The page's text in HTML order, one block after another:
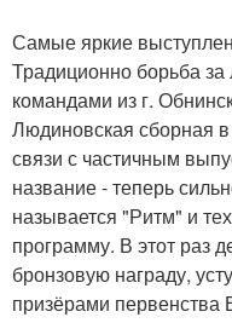
Самые яркие
Традиционно борьба
командами из г.
Людиновская сборная
связи с частичным
название - теперь
называется "Ритм" и
программу. В этот раз
бронзовую награду,
призёрами первенства